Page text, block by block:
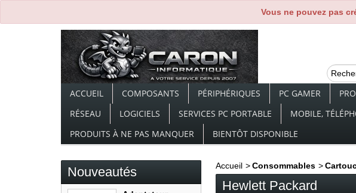
Vous ne pouvez pas
ACCUEIL COMPOSANTS PÉRIPHÉRIQUES PC GAMER
RÉSEAU
LOGICIELS SERVICES PC PORTABLE MOBILE,
PRODUITS À NE PAS MANQUER
BIENTÔT DISPONIBLE
Nouveautés Accueil > Consommables >
Hewlett Packard